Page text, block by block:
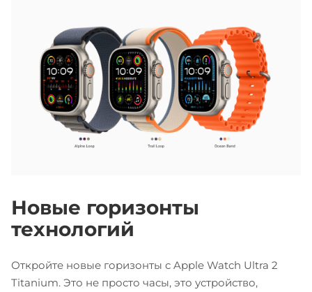
Новые горизонты
технологий
Откройте новые горизонты с Apple Watch Ultra 2
Titanium. Это не просто часы, это устройство,